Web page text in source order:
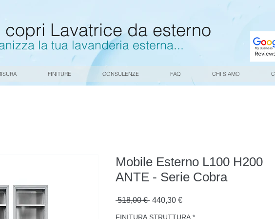
copri Lavatrice da esterno
la tua lavanderia esterna...
FINITURE CONSULENZE FAQ CHI SIAMO
Mobile Esterno L100 H200
ANTE - Serie Cobra
518,00 € Prezzo
440,30 €Prezzo
FINITURA STRUTTURA *